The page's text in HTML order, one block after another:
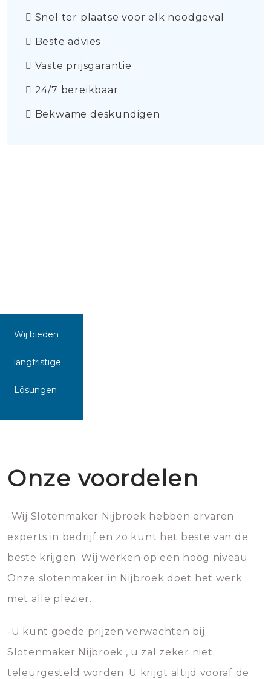
Snel ter plaatse voor elk noodgeval
Beste advies
Vaste prijsgarantie
24/7 bereikbaar
Bekwame deskundigen
Wij bieden
langfristige
Lösungen
Onze voordelen
-Wij Slotenmaker Nijbroek hebben ervaren
experts in bedrijf en zo kunt het beste van de
beste krijgen. Wij werken op een hoog niveau.
Onze slotenmaker in Nijbroek doet het werk
met alle plezier.
-U kunt goede prijzen verwachten bij
Slotenmaker Nijbroek , u zal zeker niet
teleurgesteld worden. U krijgt altijd vooraf de